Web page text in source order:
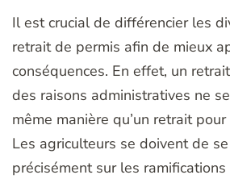
Il est crucial de différencier les
retrait de permis afin de mieux
conséquences. En effet, un
des raisons administratives ne
même manière qu’un retrait
Les agriculteurs se doivent de
précisément sur les